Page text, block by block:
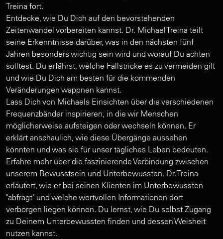
Treina fort.
Entdecke, wie Du Dich auf den bevorstehenden
Zeitenwandel vorbereiten kannst. Dr. Michael Treina teilt
seine Erkenntnisse darüber, was in den nächsten fünf
Jahren besonders wichtig sein wird und worauf Du achten
solltest. Du erfährst, welche Fallstricke es zu vermeiden gilt
und wie Du Dich am besten für die kommenden
Veränderungen wappnen kannst.
Lass Dich von Michaels Einsichten über die verschiedenen
Frequenzbänder inspirieren, in die wir Menschen
möglicherweise aufsteigen oder wechseln können. Er
erklärt anschaulich, wie diese Übergänge aussehen
könnten und was sie für unser tägliches Leben bedeuten.
Erfahre mehr über die faszinierende Verbindung zwischen
unserem Bewusstsein und Unterbewussten. Dr. Treina
erläutert, wie er bei seinen Klienten im Unterbewussten
"abfragt" und welche wertvollen Informationen dort
verborgen liegen können. Du lernst, wie Du selbst Zugang
zu Deinem Unterbewussten finden und dessen Weisheit
nutzen kannst.